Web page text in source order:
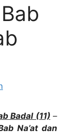
Badal (11) –
Na’at dan